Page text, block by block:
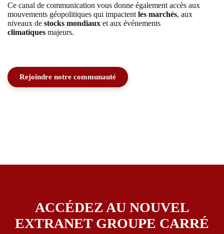
Ce canal de communication vous donne également accès aux
mouvements géopolitiques qui impactent les marchés, aux
niveaux de stocks mondiaux et aux événements
climatiques majeurs.
Rejoindre notre communauté
ACCÉDEZ AU NOUVEL
EXTRANET GROUPE CARRÉ